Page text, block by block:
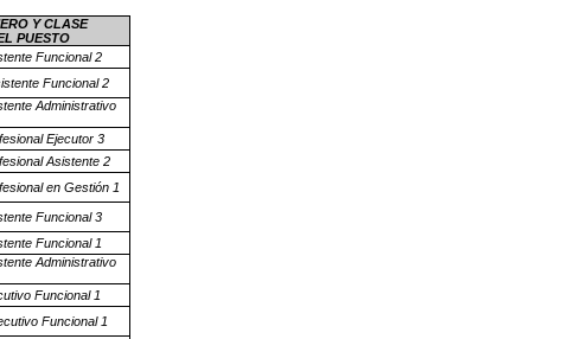
Y CLASE
PUESTO
Funcional 2
Funcional 2
Administrativo
Ejecutor 3
Asistente 2
en Gestión 1
Funcional 3
Funcional 1
Administrativo
Funcional 1
Funcional 1